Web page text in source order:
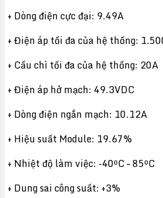
+ Dòng điện cực đại: 9.49A
+ Điện áp tối đa của hệ thống:
+ Cầu chì tối đa của hệ thống: 20A
+ Điện áp hở mạch: 49.3VDC
+ Dòng điện ngắn mạch: 10.12A
+ Hiệu suất Module: 19.67%
+ Nhiệt độ làm việc: -40ºC – 85ºC
+ Dung sai công suất: +3%